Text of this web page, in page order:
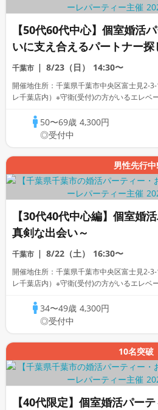
【50代60代中心】個室婚活
いに支え合えるパートナー探
出会い～
千葉市 8/23（日） 14:30〜
開催地住所：千葉県千葉市中央区富士見2-
レ千葉店内）※守衛(受付)の方がいるエレベ
50〜69歳 4,300円
◎受付中
男性先行中!
【30代40代中心編】個室婚
真剣な出会い～
千葉市 8/22（土） 16:30〜
開催地住所：千葉県千葉市中央区富士見2-
レ千葉店内）※守衛(受付)の方がいるエレベ
34〜49歳 4,300円
◎受付中
10名突破
【40代限定】個室婚活パー